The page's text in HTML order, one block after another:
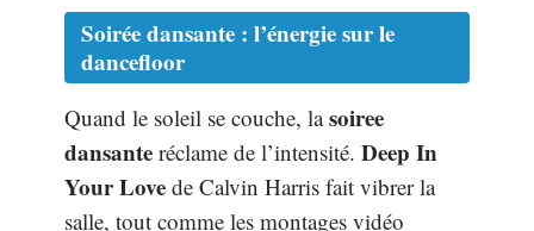
Soirée dansante : l’énergie sur le
dancefloor
Quand le soleil se couche, lasoiree
dansante réclame de l’intensité. Deep In
Your Love de Calvin Harris fait vibrer la
salle, tout comme les montages vidéo